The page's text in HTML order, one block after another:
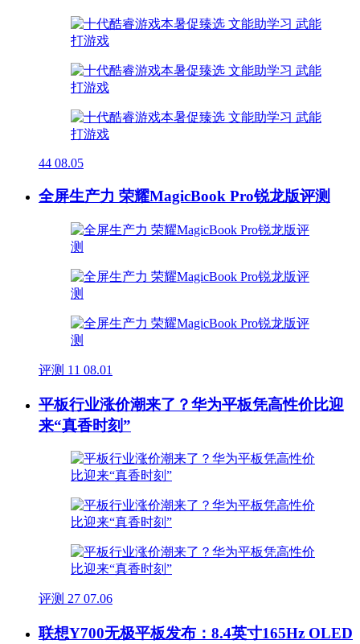
44 08.05
全屏生产力 荣耀MagicBook Pro锐龙版评测
评测 11 08.01
平板行业涨价潮来了？华为平板凭高性价比迎
来“真香时刻”
评测 27 07.06
联想Y700无极平板发布：8.4英寸165Hz OLED